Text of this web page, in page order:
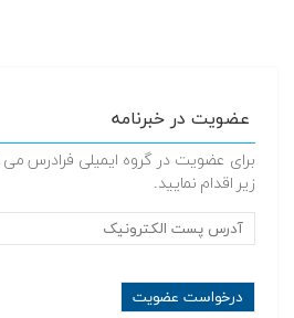
عضویت در خبرنامه
برای عضویت در گروه ایمیلی فرادرس می
زیر اقدام نمایید.